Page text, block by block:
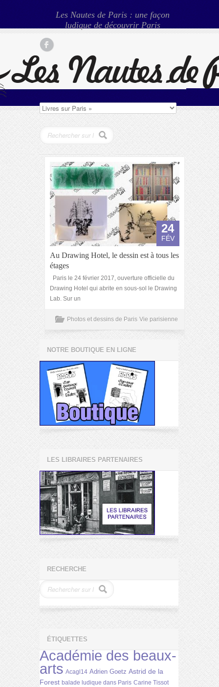
Les Nautes de Paris : une façon
ludique de découvrir Paris
24
FÉV
Au Drawing Hotel, le dessin est à tous les
étages
Paris le 24 février 2017, ouverture officielle du
Drawing Hotel qui abrite en sous-sol le Drawing
Lab. Sur un
Photos et dessins de Paris Vie parisienne
NOTRE BOUTIQUE EN LIGNE
LES LIBRAIRES PARTENAIRES
RECHERCHE
ÉTIQUETTES
Académie des beaux-
arts Acagl14 Adrien Goetz Astrid de la
Forest balade ludique dans Paris Carine Tissot